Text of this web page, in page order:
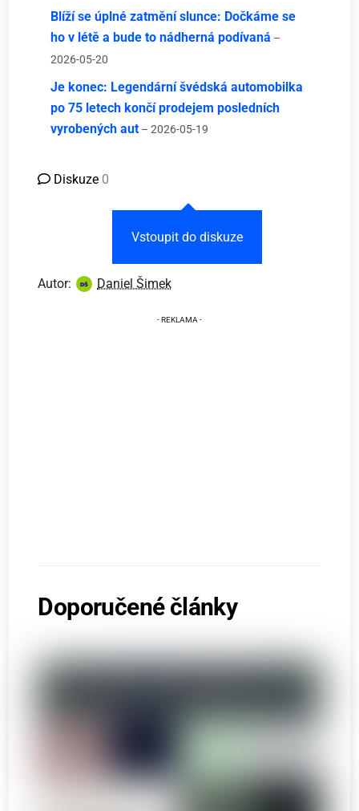
Blíží se úplné zatmění slunce: Dočkáme se
ho v létě a bude to nádherná podívaná –
2026-05-20
Je konec: Legendární švédská automobilka
po 75 letech končí prodejem posledních
vyrobených aut – 2026-05-19
Diskuze 0
Vstoupit do diskuze
Autor: Daniel Šimek
Doporučené články